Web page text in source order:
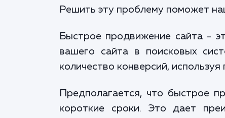
Решить эту проблему поможет
Быстрое продвижение сайта -
вашего сайта в поисковых
количество конверсий,
Предполагается, что быстрое
короткие сроки. Это дает